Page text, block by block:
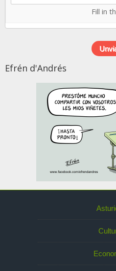
Fill in
Efrén d'Andrés